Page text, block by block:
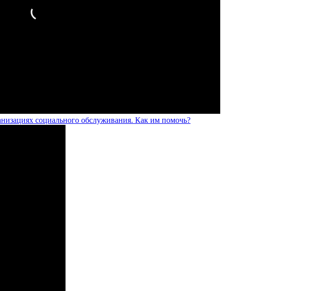
социального обслуживания. Как им помочь?